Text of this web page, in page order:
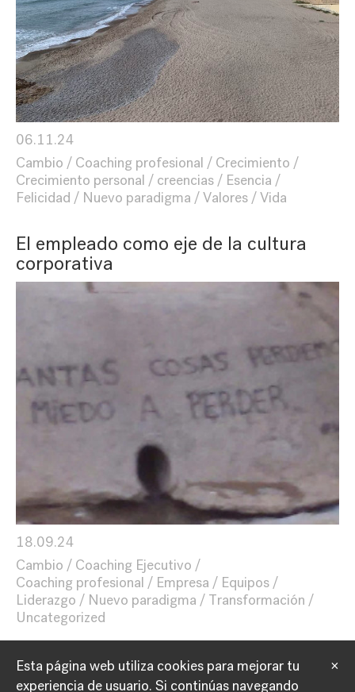
06.11.24
Cambio
Coaching profesional
Crecimiento
Crecimiento personal
creencias
Esencia
Felicidad
Nuevo paradigma Valores Vida
El empleado como eje de la cultura
corporativa
18.09.24
Cambio
Coaching Ejecutivo
Coaching profesional
Empresa
Equipos
Liderazgo
Nuevo paradigma
Transformación
Uncategorized
×
Esta página web utiliza cookies para mejorar tu
experiencia de usuario. Si continúas navegando